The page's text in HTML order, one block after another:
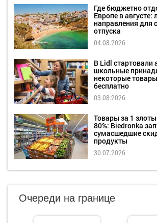
Где бюджетно
Европе в августе:
направления для
отпуска
04.08.2026
В Lidl стартовали
школьные
некоторые
бесплатно
03.08.2026
Товары за 1
80%: Biedronka
сумасшедшие
продукты
30.07.2026
Очереди на границе